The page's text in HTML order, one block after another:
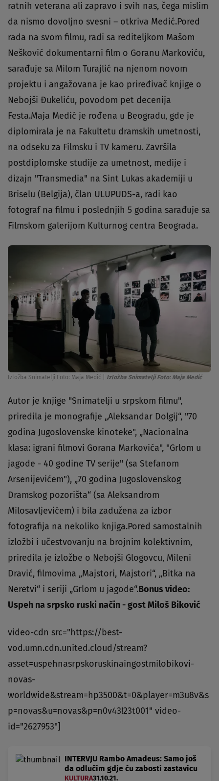
ratnih veterana ali zapravo i svih nas, čega mislim
da nismo dovoljno svesni – otkriva Medić.Pored
rada na svom filmu, radi sa rediteljkom Mašom
Nešković dokumentarni film o Goranu Markoviću,
sarađuje sa Milom Turajlić na njenom novom
projektu i angažovana je kao priređivač knjige o
Nebojši Đukeliću, povodom pet decenija
Festa.Maja Medić je rođena u Beogradu, gde je
diplomirala je na Fakultetu dramskih umetnosti,
na odseku za Filmsku i TV kameru. Završila
postdiplomske studije za umetnost, medije i
dizajn "Transmedia" na Sint Lukas akademiji u
Briselu (Belgija), član ULUPUDS-a, radi kao
fotograf na filmu i poslednjih 5 godina sarađuje sa
Filmskom galerijom Kulturnog centra Beograda.
Izložba Snimatelji Foto: Maja Medić Izložba Snimatelji Foto: Maja Medić
Autor je knjige "Snimatelji u srpskom filmu",
priredila je monografije „Aleksandar Dolgij“, "70
godina Jugoslovenske kinoteke", „Nacionalna
klasa: igrani filmovi Gorana Markovića", "Grlom u
jagode - 40 godine TV serije" (sa Stefanom
Arsenijevićem"), „70 godina Jugoslovenskog
Dramskog pozorišta“ (sa Aleksandrom
Milosavljevićem) i bila zadužena za izbor
fotografija na nekoliko knjiga.Pored samostalnih
izložbi i učestvovanju na brojnim kolektivnim,
priredila je izložbe o Nebojši Glogovcu, Mileni
Dravić, filmovima „Majstori, Majstori“, „Bitka na
Neretvi“ i seriji „Grlom u jagode“.Bonus video:
Uspeh na srpsko ruski način - gost Miloš Biković
video-cdn src="https://best-
vod.umn.cdn.united.cloud/stream?
asset=uspehnasrpskoruskinaingostmilobikovi-
novas-
worldwide&stream=hp3500&t=0&player=m3u8v&s
p=novas&u=novas&p=n0v43!23t001" video-
id="2627953"]
INTERVJU Rambo Amadeus: Samo još
da odlučim gdje ću zabosti zastavicu
KULTURA31.10.21.